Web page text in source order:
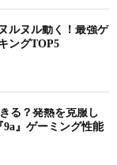
ルヌル動く！最強ゲ
ングTOP5
る？発熱を克服し
9a』ゲーミング性能